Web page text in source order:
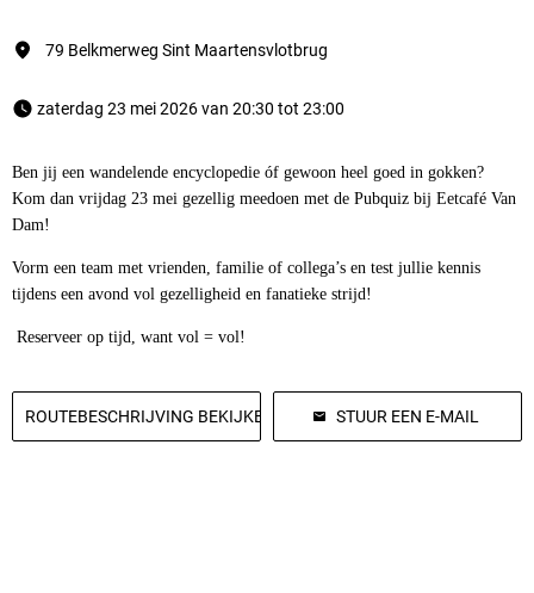
79 Belkmerweg Sint Maartensvlotbrug
zaterdag 23 mei 2026 van 20:30 tot 23:00
Ben jij een wandelende encyclopedie óf gewoon heel goed in gokken?
Kom dan vrijdag 23 mei gezellig meedoen met de Pubquiz bij Eetcafé Van
Dam!
Vorm een team met vrienden, familie of collega’s en test jullie kennis
tijdens een avond vol gezelligheid en fanatieke strijd!
Reserveer op tijd, want vol = vol!
ROUTEBESCHRIJVING BEKIJKEN STUUR EEN E-MAIL